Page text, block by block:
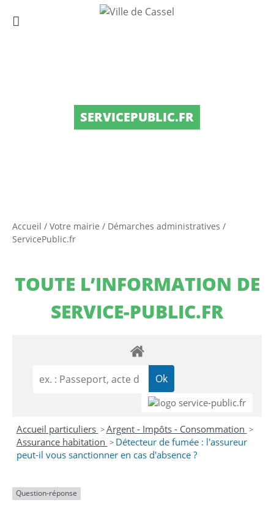
SERVICEPUBLIC.FR
Accueil / Votre mairie / Démarches administratives /
ServicePublic.fr
TOUTE L’INFORMATION DE
SERVICE-PUBLIC.FR
Accueil particuliers >Argent - Impôts - Consommation >
Assurance habitation > Détecteur de fumée : l'assureur
peut-il vous sanctionner en cas d'absence ?
Question-réponse